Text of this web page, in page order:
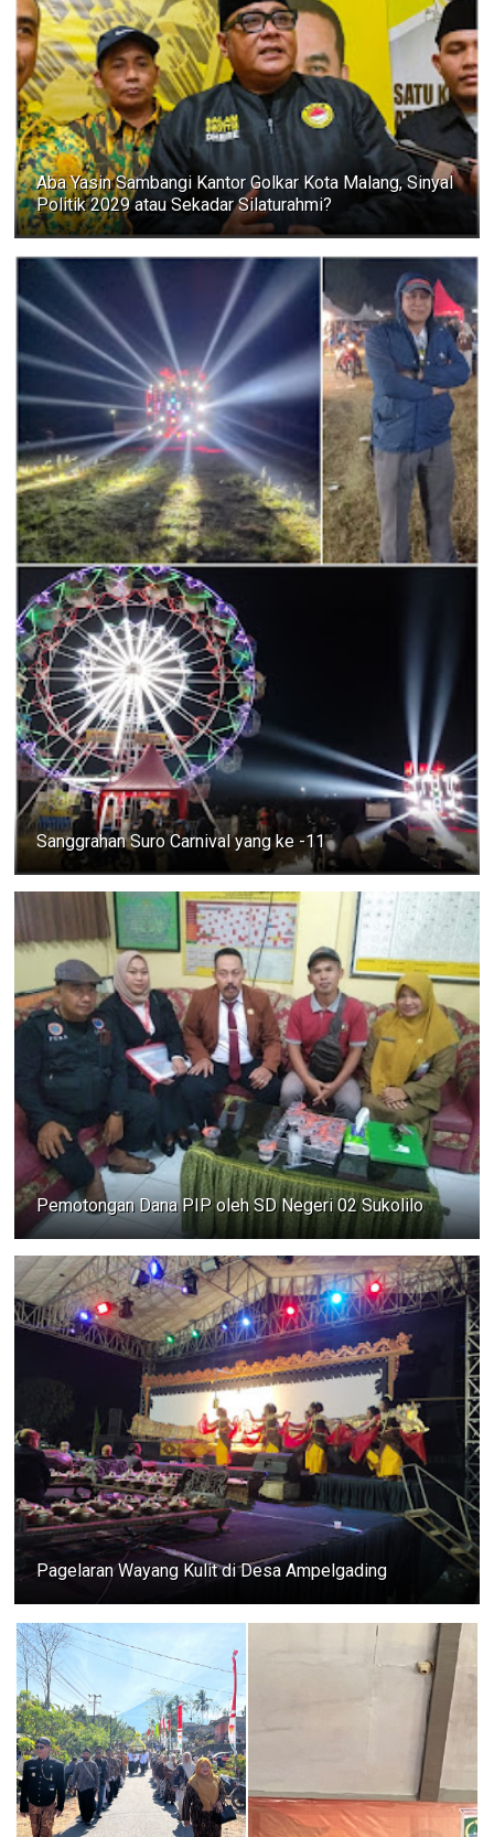
Aba Yasin Sambangi Kantor Golkar Kota Malang, Sinyal
Politik 2029 atau Sekadar Silaturahmi?
Sanggrahan Suro Carnival yang ke -11
Pemotongan Dana PIP oleh SD Negeri 02 Sukolilo
Pagelaran Wayang Kulit di Desa Ampelgading